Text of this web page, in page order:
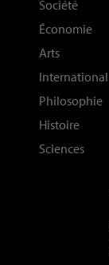
Société
Économie
Arts
International
Philosophie
Histoire
Sciences